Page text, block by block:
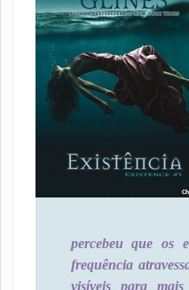
percebeu que os
frequência
visíveis para